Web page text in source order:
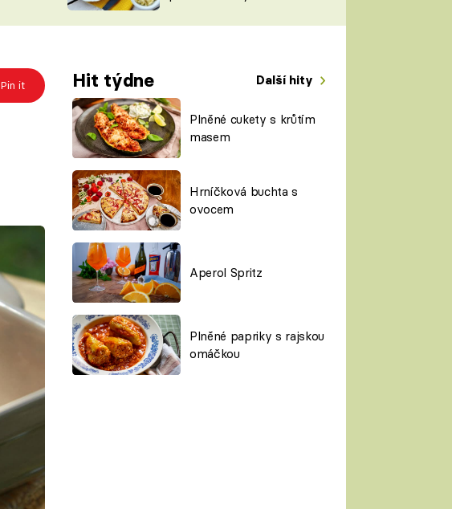
ŠÉFREDAKTORKY
ČASOPIS
Pin it Hit týdne Další hity
Plněné cukety s krůtím
masem
Hrníčková buchta s
ovocem
Aperol Spritz
Plněné papriky s rajskou
omáčkou